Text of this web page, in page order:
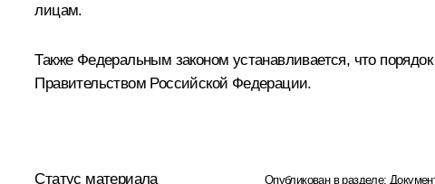
лицам.
Также Федеральным законом устанавливается, что
Правительством Российской Федерации.
Статус материала Опубликован в разделе: